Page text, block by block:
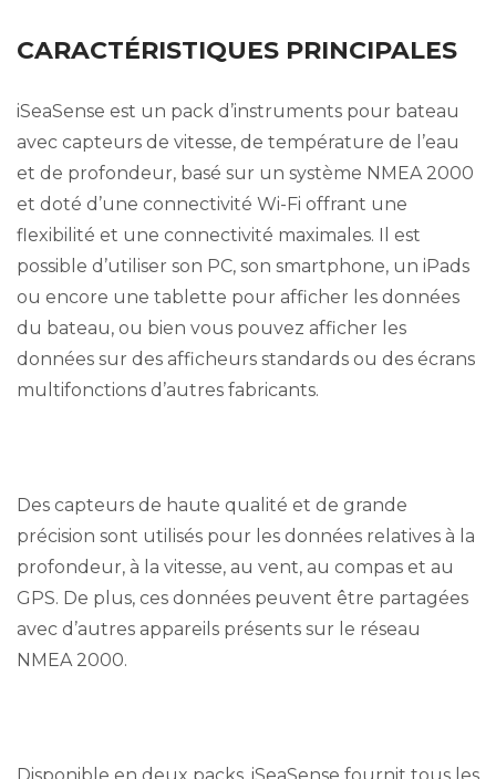
CARACTÉRISTIQUES PRINCIPALES
iSeaSense est un pack d’instruments pour bateau
avec capteurs de vitesse, de température de l’eau
et de profondeur, basé sur un système NMEA 2000
et doté d’une connectivité Wi-Fi offrant une
flexibilité et une connectivité maximales. Il est
possible d’utiliser son PC, son smartphone, un iPads
ou encore une tablette pour afficher les données
du bateau, ou bien vous pouvez afficher les
données sur des afficheurs standards ou des écrans
multifonctions d’autres fabricants.
Des capteurs de haute qualité et de grande
précision sont utilisés pour les données relatives à la
profondeur, à la vitesse, au vent, au compas et au
GPS. De plus, ces données peuvent être partagées
avec d’autres appareils présents sur le réseau
NMEA 2000.